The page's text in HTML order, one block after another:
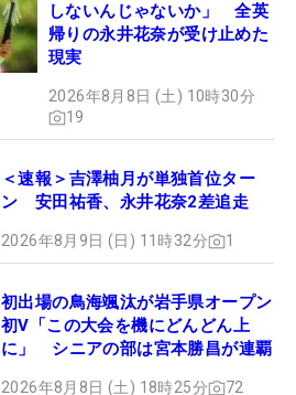
しないんじゃないか」 全英
帰りの永井花奈が受け止めた
現実
2026年8月8日 (土) 10時30分
19
＜速報＞吉澤柚月が単独首位ター
ン 安田祐香、永井花奈2差追走
2026年8月9日 (日) 11時32分 1
初出場の鳥海颯汰が岩手県オープン
初V「この大会を機にどんどん上
に」 シニアの部は宮本勝昌が連覇
2026年8月8日 (土) 18時25分 72